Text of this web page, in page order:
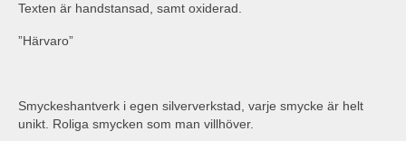
Texten är handstansad, samt oxiderad.
”Härvaro”
Smyckeshantverk i egen silververkstad, varje smycke är helt
unikt. Roliga smycken som man villhöver.